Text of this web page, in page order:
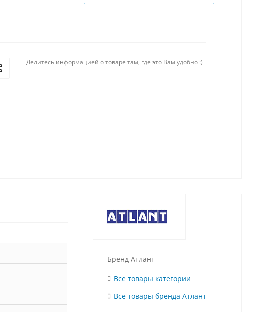
Делитесь информацией о товаре там, где это Вам удобно :)
Бренд Атлант
Все товары категории
Все товары бренда Атлант